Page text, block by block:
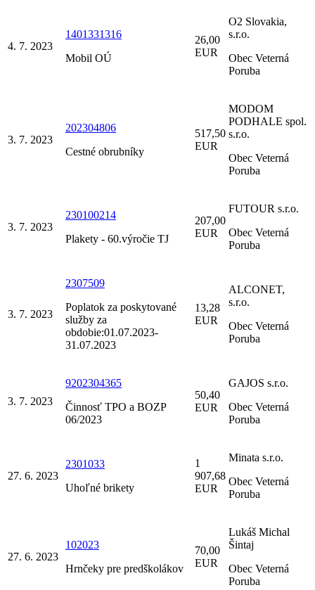
4. 7. 2023
1401331316
Mobil OÚ
26,00
EUR
O2 Slovakia,
s.r.o.
Obec Veterná
Poruba
3. 7. 2023
202304806
Cestné obrubníky
517,50
EUR
MODOM
PODHALE spol.
s.r.o.
Obec Veterná
Poruba
3. 7. 2023
230100214
Plakety - 60.výročie TJ
207,00
EUR
FUTOUR s.r.o.
Obec Veterná
Poruba
3. 7. 2023
2307509
Poplatok za poskytované
služby za
obdobie:01.07.2023-
31.07.2023
13,28
EUR
ALCONET,
s.r.o.
Obec Veterná
Poruba
3. 7. 2023
9202304365
Činnosť TPO a BOZP
06/2023
50,40
EUR
GAJOS s.r.o.
Obec Veterná
Poruba
27. 6. 2023
2301033
Uhoľné brikety
1
907,68
EUR
Minata s.r.o.
Obec Veterná
Poruba
27. 6. 2023
102023
Hrnčeky pre predškolákov
70,00
EUR
Lukáš Michal
Šintaj
Obec Veterná
Poruba